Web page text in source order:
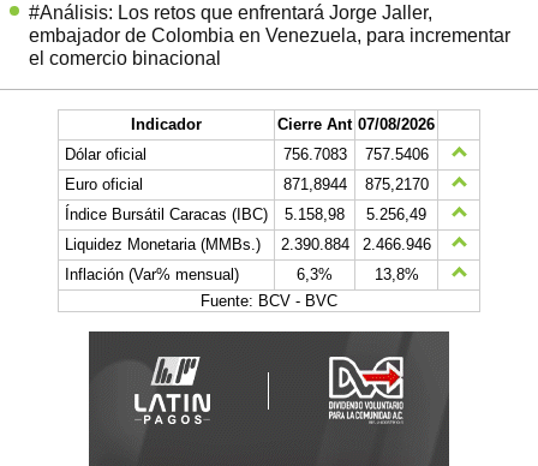
#Análisis: Los retos que enfrentará Jorge Jaller,
embajador de Colombia en Venezuela, para incrementar
el comercio binacional
Indicador Cierre Ant 07/08/2026
Dólar oficial
756.7083
757.5406
Euro oficial
871,8944
875,2170
Índice Bursátil Caracas (IBC)
5.158,98
5.256,49
Liquidez Monetaria (MMBs.)
2.390.884
2.466.946
Inflación (Var% mensual)
6,3%
13,8%
Fuente: BCV - BVC